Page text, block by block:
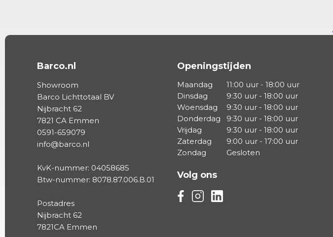
Barco.nl
Showroom
Barco Lichttotaal BV
Nijbracht 62
7821 CA Emmen
0591-659079
info@barco.nl
KvK-nummer: 04058685
Btw-nummer: 8078.87.006.B.01
Postadres
Nijbracht 62
7821CA Emmen
Openingstijden
Maandag
11:00 uur - 18:00 uur
Dinsdag
9:30 uur - 18:00 uur
Woensdag
9:30 uur - 18:00 uur
Donderdag
9:30 uur - 18:00 uur
Vrijdag
9:30 uur - 18:00 uur
Zaterdag
9:00 uur - 17:00 uur
Zondag
Gesloten
Volg ons
Volg ons via Facebook
Volg ons via Instagram
Volg ons via Linkedin